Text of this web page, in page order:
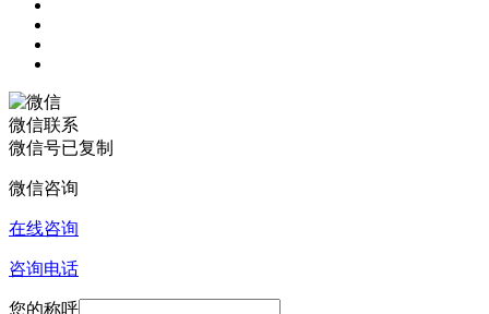
微信联系
微信号已复制
微信咨询
在线咨询
咨询电话
您的称呼